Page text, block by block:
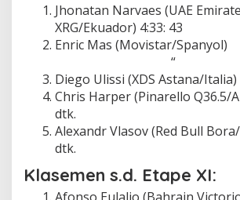
Jhonatan Narvaes (UAE
XRG/Ekuador) 4:33: 43
Enric Mas (Movistar/Spanyol)
“
Diego Ulissi (XDS Astana/Italia)
Chris Harper (Pinarello Q36.5/
dtk.
Alexandr Vlasov (Red Bull
dtk.
Klasemen s.d. Etape XI: